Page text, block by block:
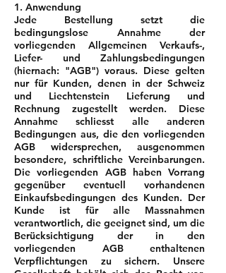
1. Anwendung
Jede Bestellung setzt die
bedingungslose Annahme der
vorliegenden Allgemeinen Verkaufs-,
Liefer- und Zahlungsbedingungen
(hiernach: "AGB") voraus. Diese gelten
nur für Kunden, denen in der Schweiz
und Liechtenstein Lieferung und
Rechnung zugestellt werden. Diese
Annahme schliesst alle anderen
Bedingungen aus, die den vorliegenden
AGB widersprechen, ausgenommen
besondere, schriftliche Vereinbarungen.
Die vorliegenden AGB haben Vorrang
gegenüber eventuell vorhandenen
Einkaufsbedingungen des Kunden. Der
Kunde ist für alle Massnahmen
verantwortlich, die geeignet sind, um die
Berücksichtigung der in den
vorliegenden AGB enthaltenen
Verpflichtungen zu sichern. Unsere